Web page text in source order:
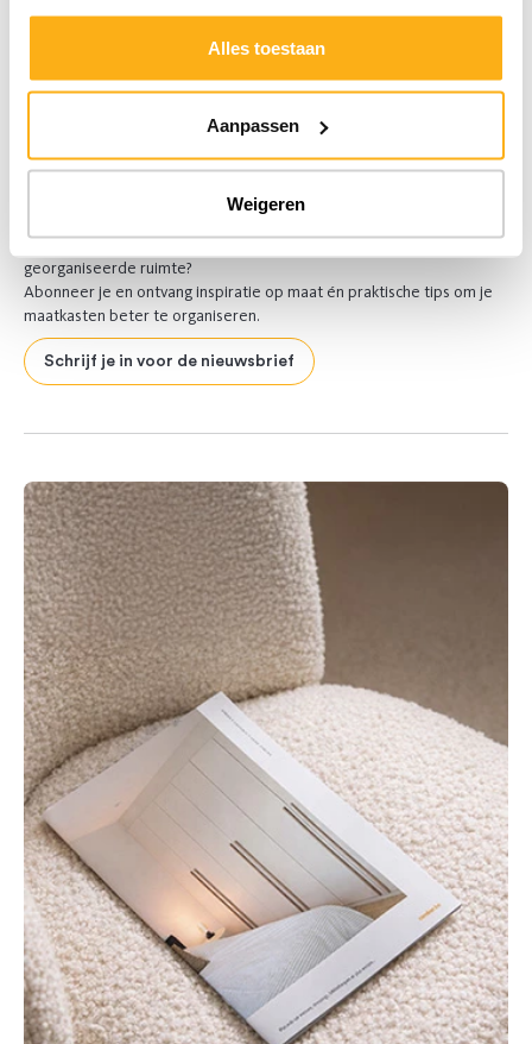
Alles toestaan
Aanpassen
Weigeren
Ontdek onze nieuwsbrief
Droom je van een interieur make-over of van een slimme,
georganiseerde ruimte?
Abonneer je en ontvang inspiratie op maat én praktische tips om je
maatkasten beter te organiseren.
Schrijf je in voor de nieuwsbrief